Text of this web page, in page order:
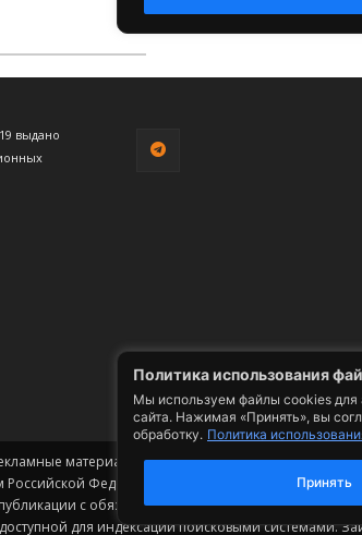
Политика использования
Мы используем файлы cookies для
сайта. Нажимая «Принять», вы
обработку. Политика
Принять
выдано
материалы, фото, видео, телепрограммы и
Федерации. Допускается цитирование
с обязательным размещением
для индексации поисковыми системами.